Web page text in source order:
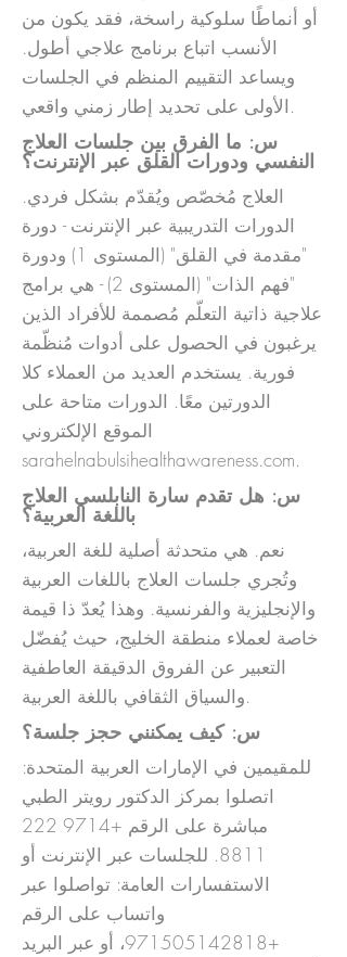
أو أنماطًا سلوكية راسخة، فقد يكون من
الأنسب اتباع برنامج علاجي أطول.
ويساعد التقييم المنظم في الجلسات
الأولى على تحديد إطار زمني واقعي.
س: ما الفرق بين جلسات العلاج
النفسي ودورات القلق عبر الإنترنت؟
العلاج مُخصّص ويُقدّم بشكل فردي.
الدورات التدريبية عبر الإنترنت - دورة
"مقدمة في القلق" (المستوى 1) ودورة
"فهم الذات" (المستوى 2) - هي برامج
علاجية ذاتية التعلّم مُصممة للأفراد الذين
يرغبون في الحصول على أدوات مُنظّمة
فورية. يستخدم العديد من العملاء كلا
الدورتين معًا. الدورات متاحة على
الموقع الإلكتروني
sarahelnabulsihealthawareness.com.
س: هل تقدم سارة النابلسي العلاج
باللغة العربية؟
نعم. هي متحدثة أصلية للغة العربية،
وتُجري جلسات العلاج باللغات العربية
والإنجليزية والفرنسية. وهذا يُعدّ ذا قيمة
خاصة لعملاء منطقة الخليج، حيث يُفضّل
التعبير عن الفروق الدقيقة العاطفية
والسياق الثقافي باللغة العربية.
س: كيف يمكنني حجز جلسة؟
للمقيمين في الإمارات العربية المتحدة:
اتصلوا بمركز الدكتور رويتر الطبي
مباشرة على الرقم
+9714 222
8811. للجلسات عبر الإنترنت أو
الاستفسارات العامة: تواصلوا عبر
واتساب على الرقم
+971505142818
، أو عبر البريد